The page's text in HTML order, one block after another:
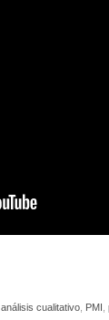
análisis cualitativo, PMI